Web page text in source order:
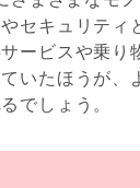
セキュリティ
ービスや乗り
いたほうが、
でしょう。